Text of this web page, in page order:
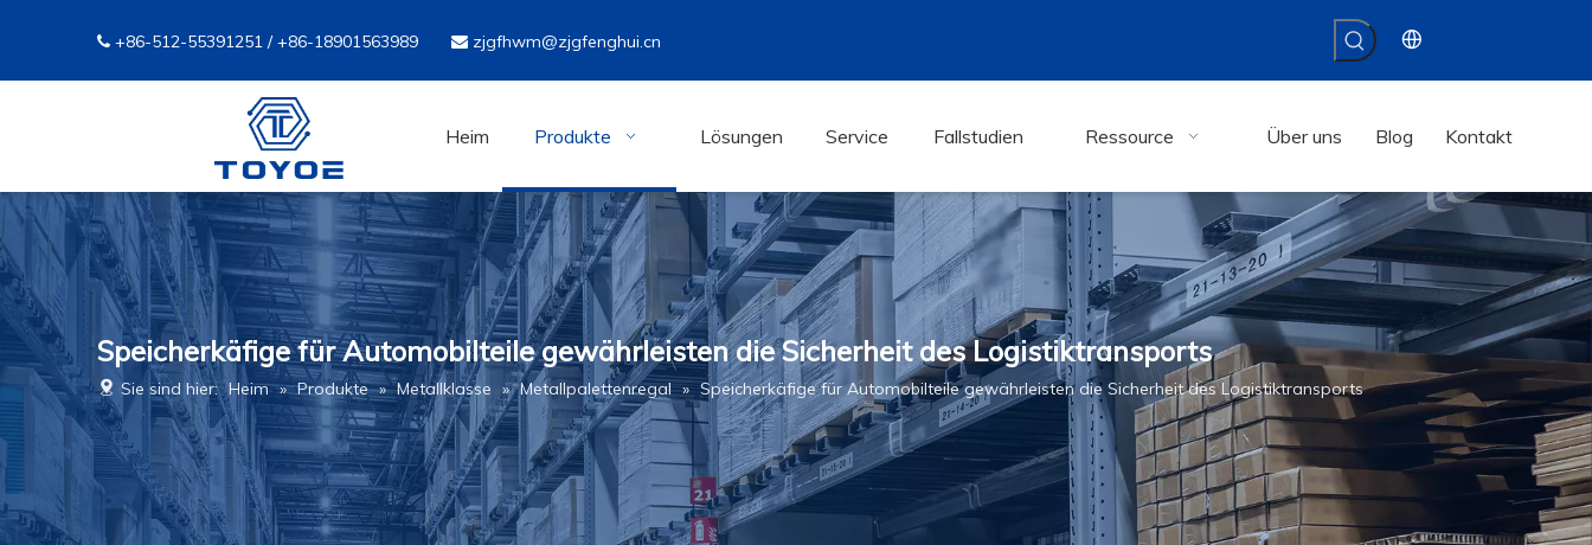
 +86-512-55391251 / +86-18901563989  zjgfhwm@zjgfenghui.cn
Heim Produkte Lösungen Service Fallstudien Ressource Über uns Blog Kontakt
Speicherkäfige für Automobilteile gewährleisten die Sicherheit des Logistiktransports
Sie sind hier: Heim » Produkte » Metallklasse » Metallpalettenregal » Speicherkäfige für Automobilteile gewährleisten die Sicherheit des Logistiktransports